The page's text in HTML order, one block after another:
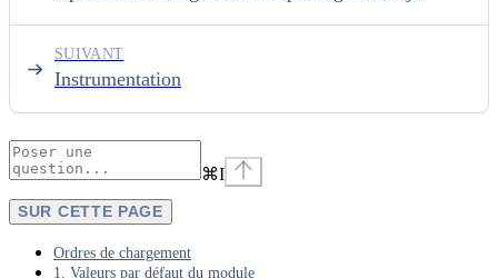
Instrumentation
SUIVANT
⌘I
SUR CETTE PAGE
Ordres de chargement
1. Valeurs par défaut du module